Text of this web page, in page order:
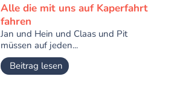
Alle die mit uns auf Kaperfahrt
fahren
Jan und Hein und Claas und Pit
müssen auf jeden...
Beitrag lesen